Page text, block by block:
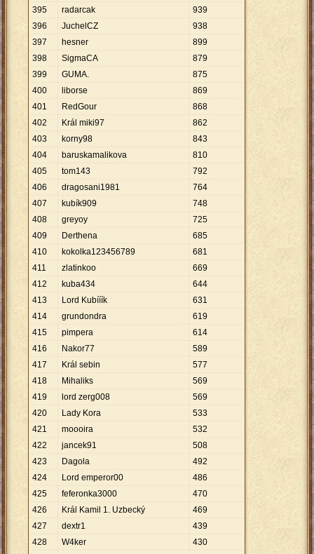
395
radarcak
939
396
JuchelCZ
938
397
hesner
899
398
SigmaCA
879
399
GUMA.
875
400
liborse
869
401
RedGour
868
402
Král miki97
862
403
korny98
843
404
baruskamalikova
810
405
tom143
792
406
dragosani1981
764
407
kubík909
748
408
greyoy
725
409
Derthena
685
410
kokolka123456789
681
411
zlatinkoo
669
412
kuba434
644
413
Lord Kubííík
631
414
grundondra
619
415
pimpera
614
416
Nakor77
589
417
Král sebin
577
418
Mihaliks
569
419
lord zerg008
569
420
Lady Kora
533
421
moooira
532
422
jancek91
508
423
Dagola
492
424
Lord emperor00
486
425
feferonka3000
470
426
Král Kamil 1. Uzbecký
469
427
dextr1
439
428
W4ker
430